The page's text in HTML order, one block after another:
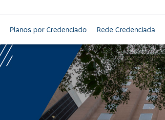
Planos por Credenciado Rede Credenciada